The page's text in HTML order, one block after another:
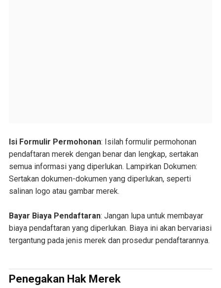
Isi Formulir Permohonan: Isilah formulir permohonan
pendaftaran merek dengan benar dan lengkap, sertakan
semua informasi yang diperlukan. Lampirkan Dokumen:
Sertakan dokumen-dokumen yang diperlukan, seperti
salinan logo atau gambar merek.
Bayar Biaya Pendaftaran: Jangan lupa untuk membayar
biaya pendaftaran yang diperlukan. Biaya ini akan bervariasi
tergantung pada jenis merek dan prosedur pendaftarannya.
Penegakan Hak Merek